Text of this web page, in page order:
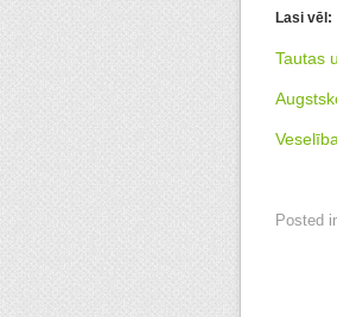
Lasi vēl:
Tautas
Posted